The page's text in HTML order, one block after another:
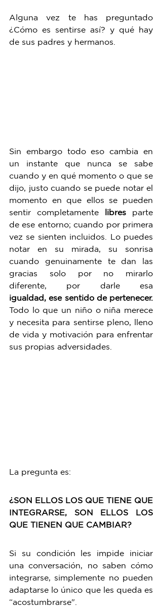
Alguna vez te has preguntado
¿Cómo es sentirse así? y qué hay
de sus padres y hermanos.
Sin embargo todo eso cambia en
un instante que nunca se sabe
cuando y en qué momento o que se
dijo, justo cuando se puede notar el
momento en que ellos se pueden
sentir completamente
libres parte
de ese entorno; cuando por primera
vez se sienten incluidos. Lo puedes
notar en su mirada, su sonrisa
cuando genuinamente te dan las
gracias solo por no mirarlo
igualdad,
Todo lo que un niño o niña merece
y necesita para sentirse pleno, lleno
de vida y motivación para enfrentar
sus propias adversidades.
La pregunta es:
¿SON ELLOS LOS QUE TIENE QUE
INTEGRARSE, SON ELLOS LOS
QUE TIENEN QUE CAMBIAR?
Si su condición les impide iniciar
una conversación, no saben cómo
integrarse, simplemente no pueden
adaptarse lo único que les queda es
“acostumbrarse".